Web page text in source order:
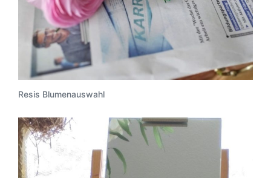
Resis Blumenauswahl